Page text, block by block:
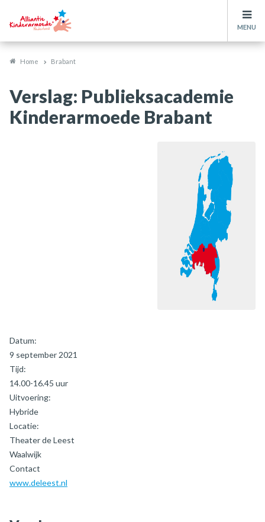
Home Brabant
Verslag: Publieksacademie
Kinderarmoede Brabant
Datum:
9 september 2021
Tijd:
14.00-16.45 uur
Uitvoering:
Hybride
Locatie:
Theater de Leest
Waalwijk
Contact
www.deleest.nl
MENU